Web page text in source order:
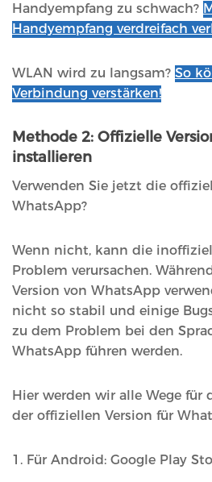
Handyempfang zu schwach?
Handyempfang verdreifach
WLAN wird zu langsam? So
Verbindung verstärken!
Methode 2: Offizielle
installieren
Verwenden Sie jetzt die
WhatsApp?
Wenn nicht, kann die
Problem verursachen.
Version von WhatsApp
nicht so stabil und einige
zu dem Problem bei den
WhatsApp führen werden.
Hier werden wir alle Wege für
der offiziellen Version für
1. Für Android: Google Play